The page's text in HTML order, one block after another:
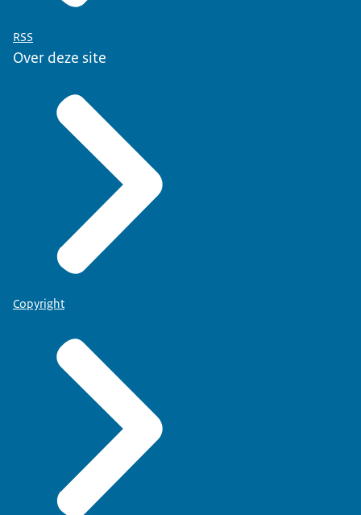
RSS
Over deze site
Copyright